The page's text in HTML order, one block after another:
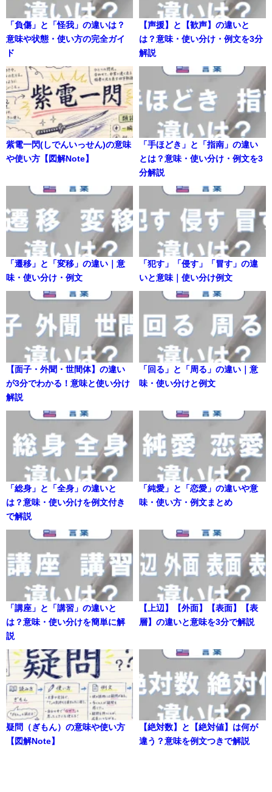
「負傷」と「怪我」の違いは？
意味や状態・使い方の完全ガイ
ド
【声援】と【歓声】の違いと
は？意味・使い分け・例文を3分
解説
紫電一閃(しでんいっせん)の意味
や使い方【図解Note】
「手ほどき」と「指南」の違い
とは？意味・使い分け・例文を3
分解説
「遷移」と「変移」の違い｜意
味・使い分け・例文
「犯す」「侵す」「冒す」の違
いと意味｜使い分け例文
【面子・外聞・世間体】の違い
が3分でわかる！意味と使い分け
解説
「回る」と「周る」の違い｜意
味・使い分けと例文
「総身」と「全身」の違いと
は？意味・使い分けを例文付き
で解説
「純愛」と「恋愛」の違いや意
味・使い方・例文まとめ
「講座」と「講習」の違いと
は？意味・使い分けを簡単に解
説
【上辺】【外面】【表面】【表
層】の違いと意味を3分で解説
疑問（ぎもん）の意味や使い方
【図解Note】
【絶対数】と【絶対値】は何が
違う？意味を例文つきで解説